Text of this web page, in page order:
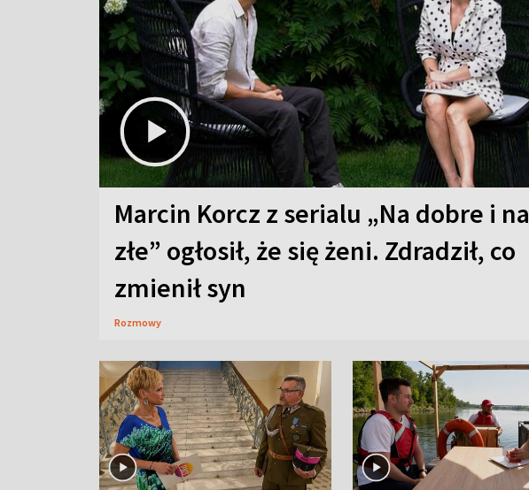
Marcin Korcz z serialu „Na dobre i na
złe” ogłosił, że się żeni. Zdradził, co
zmienił syn
Rozmowy